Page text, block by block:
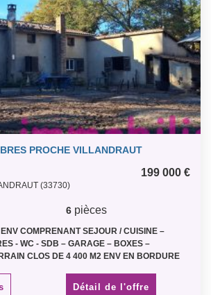
PROCHE VILLANDRAUT
199 000 €
(33730)
6 pièces
COMPRENANT SEJOUR / CUISINE –
- WC - SDB – GARAGE – BOXES –
CLOS DE 4 400 M2 ENV EN BORDURE
NET 190 000 € PLUS HONORAIRES 9 000 €
Détail de l'offre